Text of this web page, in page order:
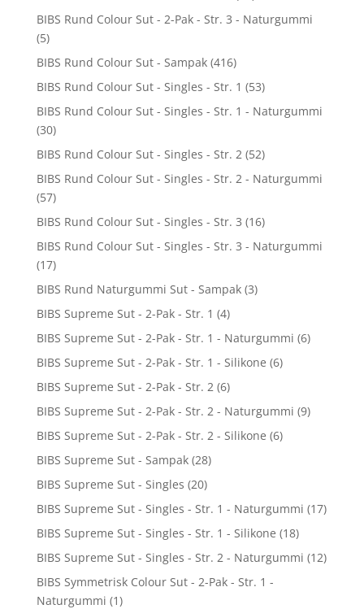
BIBS Rund Colour Sut - 2-Pak - Str. 3 - Naturgummi
(5)
BIBS Rund Colour Sut - Sampak (416)
BIBS Rund Colour Sut - Singles - Str. 1 (53)
BIBS Rund Colour Sut - Singles - Str. 1 - Naturgummi
(30)
BIBS Rund Colour Sut - Singles - Str. 2 (52)
BIBS Rund Colour Sut - Singles - Str. 2 - Naturgummi
(57)
BIBS Rund Colour Sut - Singles - Str. 3 (16)
BIBS Rund Colour Sut - Singles - Str. 3 - Naturgummi
(17)
BIBS Rund Naturgummi Sut - Sampak (3)
BIBS Supreme Sut - 2-Pak - Str. 1 (4)
BIBS Supreme Sut - 2-Pak - Str. 1 - Naturgummi (6)
BIBS Supreme Sut - 2-Pak - Str. 1 - Silikone (6)
BIBS Supreme Sut - 2-Pak - Str. 2 (6)
BIBS Supreme Sut - 2-Pak - Str. 2 - Naturgummi (9)
BIBS Supreme Sut - 2-Pak - Str. 2 - Silikone (6)
BIBS Supreme Sut - Sampak (28)
BIBS Supreme Sut - Singles (20)
BIBS Supreme Sut - Singles - Str. 1 - Naturgummi (17)
BIBS Supreme Sut - Singles - Str. 1 - Silikone (18)
BIBS Supreme Sut - Singles - Str. 2 - Naturgummi (12)
BIBS Symmetrisk Colour Sut - 2-Pak - Str. 1 -
Naturgummi (1)